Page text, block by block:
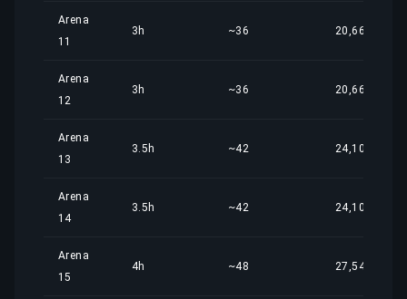
Arena
11
3h ~36 20,66 €
Arena
12
3h ~36 20,66 €
Arena
13
3.5h ~42 24,10 €
Arena
14
3.5h ~42 24,10 €
Arena
15
4h ~48 27,54 €